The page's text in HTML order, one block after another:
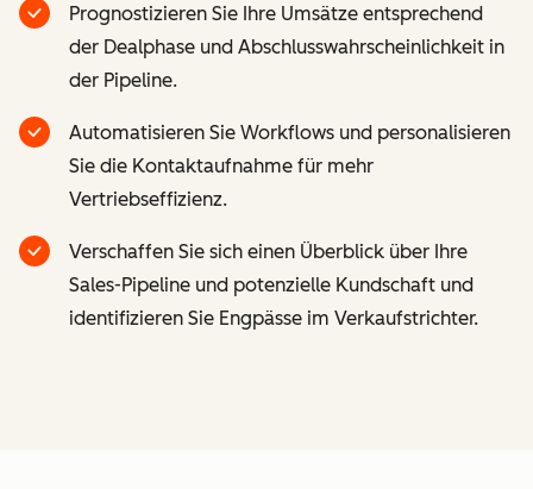
Prognostizieren Sie Ihre Umsätze entsprechend
der Dealphase und Abschlusswahrscheinlichkeit in
der Pipeline.
Automatisieren Sie Workflows und personalisieren
Sie die Kontaktaufnahme für mehr
Vertriebseffizienz.
Verschaffen Sie sich einen Überblick über Ihre
Sales-Pipeline und potenzielle Kundschaft und
identifizieren Sie Engpässe im Verkaufstrichter.